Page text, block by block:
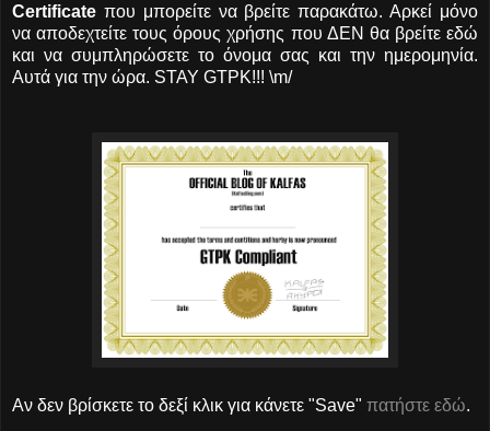
Certificate που μπορείτε να βρείτε παρακάτω. Αρκεί μόνο
να αποδεχτείτε τους όρους χρήσης που ΔΕΝ θα βρείτε εδώ
και να συμπληρώσετε το όνομα σας και την ημερομηνία.
Αυτά για την ώρα. STAY GTPK!!! \m/
Αν δεν βρίσκετε το δεξί κλικ για κάνετε "Save" πατήστε εδώ.